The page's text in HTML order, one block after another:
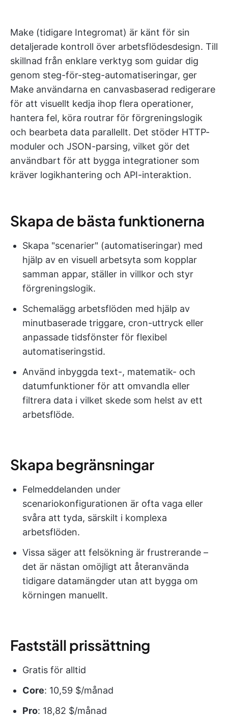
Make (tidigare Integromat) är känt för sin
detaljerade kontroll över arbetsflödesdesign. Till
skillnad från enklare verktyg som guidar dig
genom steg-för-steg-automatiseringar, ger
Make användarna en canvasbaserad redigerare
för att visuellt kedja ihop flera operationer,
hantera fel, köra routrar för förgreningslogik
och bearbeta data parallellt. Det stöder HTTP-
moduler och JSON-parsing, vilket gör det
användbart för att bygga integrationer som
kräver logikhantering och API-interaktion.
Skapa de bästa funktionerna
Skapa "scenarier" (automatiseringar) med
hjälp av en visuell arbetsyta som kopplar
samman appar, ställer in villkor och styr
förgreningslogik.
Schemalägg arbetsflöden med hjälp av
minutbaserade triggare, cron-uttryck eller
anpassade tidsfönster för flexibel
automatiseringstid.
Använd inbyggda text-, matematik- och
datumfunktioner för att omvandla eller
filtrera data i vilket skede som helst av ett
arbetsflöde.
Skapa begränsningar
Felmeddelanden under
scenariokonfigurationen är ofta vaga eller
svåra att tyda, särskilt i komplexa
arbetsflöden.
Vissa säger att felsökning är frustrerande –
det är nästan omöjligt att återanvända
tidigare datamängder utan att bygga om
körningen manuellt.
Fastställ prissättning
Gratis för alltid
Core: 10,59 $/månad
Pro: 18,82 $/månad